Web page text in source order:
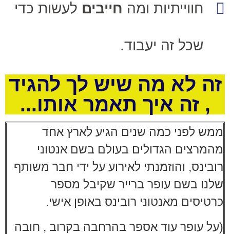
חווייתיות ומה חייבים לעשות כדי
שכל זה יעבוד.
זה לא מה שיש לך להגיד
, זה איך תאמר אותו...
ממש לפני כמה שנים הגיע לארץ אחד
מהמרצים הגדולים בעולם בשם אנטוני
רובינס, והוזמנתי לאירוע על ידי חבר משותף
שלנו בשם עופר ברייר שקיבל מספר
כרטיסים מאנטוני רובינס באופן אישי.
(על עופר עוד אספר בהרחבה בקרוב , חובה